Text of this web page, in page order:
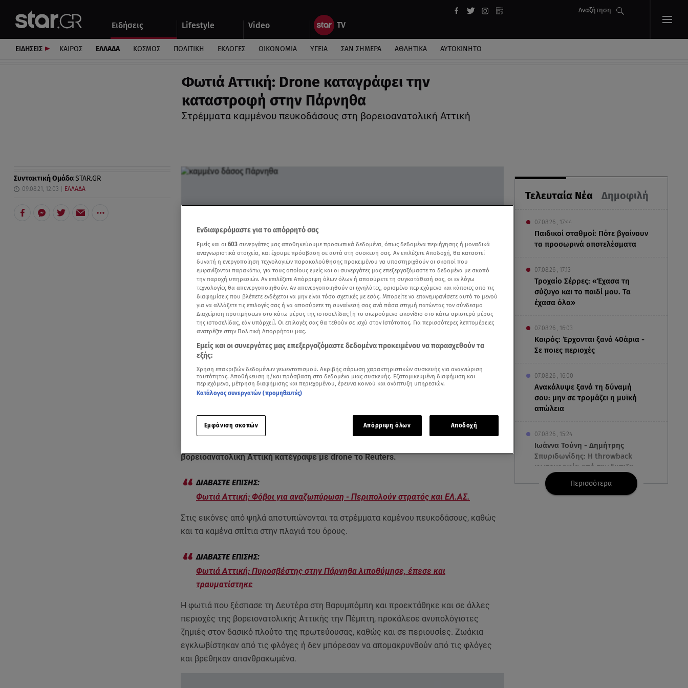
Ειδήσεις Lifestyle Video
Αναζήτηση
Αυτοκίνητο
ΕΙΔΗΣΕΙΣ ΚΑΙΡΟΣ ΕΛΛΑΔΑ ΚΟΣΜΟΣ ΠΟΛΙΤΙΚΗ ΕΚΛΟΓΕΣ ΟΙΚΟΝΟΜΙΑ ΥΓΕΙΑ ΣΑΝ ΣΗΜΕΡΑ ΑΘΛΗΤΙΚΑ ΑΥΤΟΚΙΝΗΤΟ
Φωτιά Αττική: Drone καταγράφει την
καταστροφή στην Πάρνηθα
Στρέμματα καμμένου πευκοδάσους στη βορειοανατολική Αττική
Τελευταία Νέα Δημοφιλή
07.08.26 , 17:44
Παιδικοί σταθμοί: Πότε βγαίνουν
τα προσωρινά αποτελέσματα
07.08.26 , 17:13
Τροχαίο Σέρρες: «Έχασα τη
σύζυγο και το παιδί μου. Τα
έχασα όλα»
07.08.26 , 16:03
Καιρός: Έρχονται ξανά 40άρια -
Σε ποιες περιοχές
07.08.26 , 16:00
Ανακάλυψε ξανά τη δύναμή
σου: μην σε τρομάζει η μυϊκή
απώλεια
07.08.26 , 15:24
Ιωάννα Τούνη - Δημήτρης
Σπυριδωνίδης: Η throwback
φωτογραφία από την Ίμπιζα
07.08.26 , 15:21
Περισσότερα
Συντακτική ΟμάδαSTAR.GR
09.08.21, 12:03 ΕΛΛΑΔΑ
Add star.gr on Google
Τη μεγάλη καταστροφή στη δασική έκταση της Πάρνηθας μετά τη μεγάλη
βορειοανατολική Αττική κατέγραψε με drone το Reuters.
Φωτιά Αττική: Φόβοι για αναζωπύρωση - Περιπολούν στρατός και ΕΛ.ΑΣ.
Στις εικόνες από ψηλά αποτυπώνονται τα στρέμματα καμένου πευκοδάσους, καθώς
και τα καμένα σπίτια στην πλαγιά του όρους.
Φωτιά Αττική: Πυροσβέστης στην Πάρνηθα λιποθύμησε, έπεσε και
τραυματίστηκε
Η φωτιά που ξέσπασε τη Δευτέρα στη Βαρυμπόμπη και προεκτάθηκε και σε άλλες
περιοχές της βορειονατολικής Αττικής την Πέμπτη, προκάλεσε ανυπολόγιστες
ζημιές στον δασικό πλούτο της πρωτεύουσας, καθώς και σε περιουσίες. Ζωάκια
εγκλωβίστηκαν από τις φλόγες ή δεν μπόρεσαν να απομακρυνθούν από τις φλόγες
και βρέθηκαν απανθρακωμένα.
Ενδιαφερόμαστε για το απόρρητό σας
Εμείς και οι 603 συνεργάτες μας αποθηκεύουμε προσωπικά δεδομένα, όπως δεδομένα περιήγησης ή μοναδικά
αναγνωριστικά στοιχεία, και έχουμε πρόσβαση σε αυτά στη συσκευή σας. Αν επιλέξετε Αποδοχή, θα καταστεί
δυνατή η ενεργοποίηση τεχνολογιών παρακολούθησης προκειμένου να υποστηριχθούν οι σκοποί που
εμφανίζονται παρακάτω, για τους οποίους εμείς και οι συνεργάτες μας επεξεργαζόμαστε τα δεδομένα με σκοπό
την παροχή υπηρεσιών. Αν επιλέξετε Απόρριψη όλων όλων ή αποσύρετε τη συγκατάθεσή σας, οι εν λόγω
τεχνολογίες θα απενεργοποιηθούν. Αν απενεργοποιηθούν οι ιχνηλάτες, ορισμένο περιεχόμενο και κάποιες από τις
διαφημίσεις που βλέπετε ενδέχεται να μην είναι τόσο σχετικές με εσάς. Μπορείτε να επανεμφανίσετε αυτό το μενού
για να αλλάξετε τις επιλογές σας ή να αποσύρετε τη συναίνεσή σας ανά πάσα στιγμή πατώντας τον σύνδεσμο
Διαχείριση προτιμήσεων στο κάτω μέρος της ιστοσελίδας [ή το αιωρούμενο εικονίδιο στο κάτω αριστερό μέρος
της ιστοσελίδας, εάν υπάρχει]. Οι επιλογές σας θα τεθούν σε ισχύ στον Ιστότοπος. Για περισσότερες λεπτομέρειες
ανατρέξτε στην Πολιτική Απορρήτου μας.
Εμείς και οι συνεργάτες μας επεξεργαζόμαστε δεδομένα προκειμένου να παρασχεθούν τα
εξής:
Χρήση επακριβών δεδομένων γεωεντοπισμού. Ακριβής σάρωση χαρακτηριστικών συσκευής για αναγνώριση
ταυτότητας. Αποθήκευση ή/και πρόσβαση στα δεδομένα μιας συσκευής. Εξατομικευμένη διαφήμιση και
περιεχόμενο, μέτρηση διαφήμισης και περιεχομένου, έρευνα κοινού και ανάπτυξη υπηρεσιών.
Κατάλογος συνεργατών (προμηθευτές)
Εμφάνιση σκοπών Απόρριψη όλων Αποδοχή